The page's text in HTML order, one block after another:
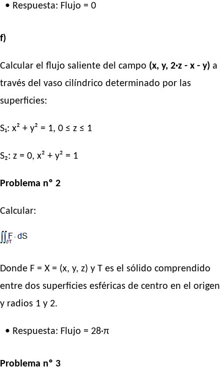
• Respuesta: Flujo = 0
f)
Calcular el flujo saliente del campo (x, y, 2·z - x - y) a
través del vaso cilíndrico determinado por las
superficies:
S₁: x² + y² = 1, 0 ≤ z ≤ 1
S₂: z = 0, x² + y² = 1
Problema nº 2
Calcular:
Donde F = X = (x, y, z) y T es el sólido comprendido
entre dos superficies esféricas de centro en el origen
y radios 1 y 2.
• Respuesta: Flujo = 28·π
Problema nº 3